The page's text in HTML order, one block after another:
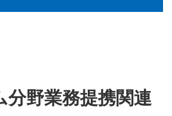
分野業務提携関連